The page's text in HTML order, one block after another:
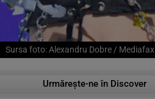
Sursa foto: Alexandru Dobre / Mediafax
Urmărește-ne în Discover